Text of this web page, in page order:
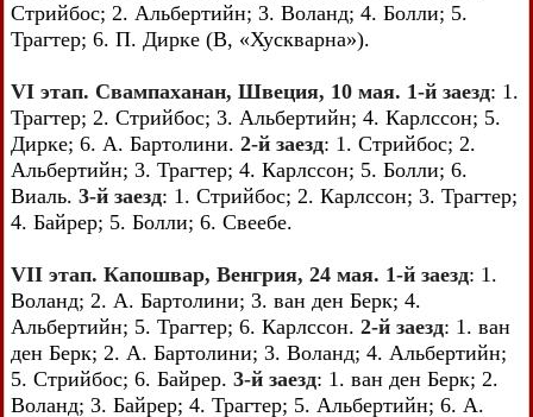
Стрийбос; 2. Альбертийн; 3. Воланд; 4. Болли; 5.
Трагтер; 6. П. Дирке (В, «Хускварна»).
VI этап. Свампаханан, Швеция, 10 мая. 1-й заезд: 1.
Трагтер; 2. Стрийбос; 3. Альбертийн; 4. Карлссон; 5.
Дирке; 6. А. Бартолини. 2-й заезд: 1. Стрийбос; 2.
Альбертийн; 3. Трагтер; 4. Карлссон; 5. Болли; 6.
Виаль. 3-й заезд: 1. Стрийбос; 2. Карлссон; 3. Трагтер;
4. Байрер; 5. Болли; 6. Свеебе.
VII этап. Капошвар, Венгрия, 24 мая. 1-й заезд: 1.
Воланд; 2. А. Бартолини; 3. ван ден Берк; 4.
Альбертийн; 5. Трагтер; 6. Карлссон. 2-й заезд: 1. ван
ден Берк; 2. А. Бартолини; 3. Воланд; 4. Альбертийн;
5. Стрийбос; 6. Байрер. 3-й заезд: 1. ван ден Берк; 2.
Воланд; 3. Байрер; 4. Трагтер; 5. Альбертийн; 6. А.